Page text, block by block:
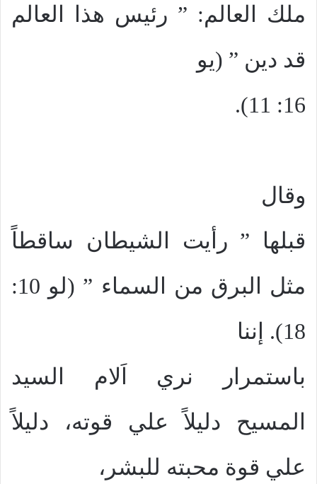
ملك العالم: ” رئيس هذا العالم
قد دين ” (يو
16: 11).
وقال
قبلها ” رأيت الشيطان ساقطاً
مثل البرق من السماء ” (لو 10:
18). إننا
باستمرار نري اَلام السيد
المسيح دليلاً علي قوته، دليلاً
علي قوة محبته للبشر،